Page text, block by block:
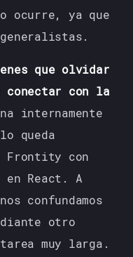
ocurre, ya que
que olvidar
conectar con la
internamente
queda
Frontity con
en React. A
confundamos
otro
muy larga.